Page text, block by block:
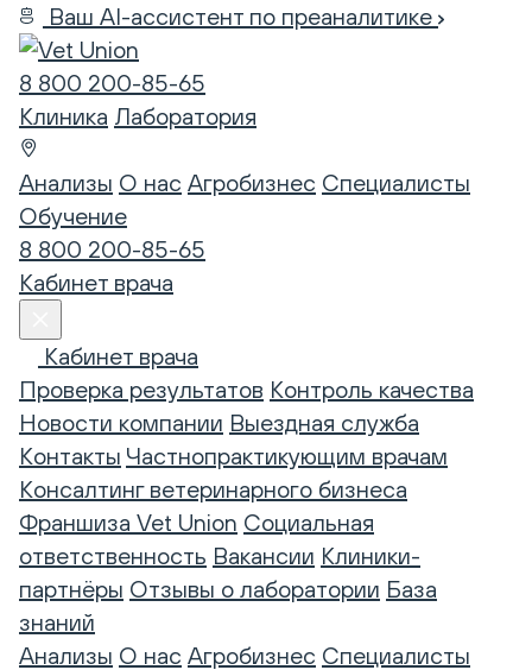
Ваш AI-ассистент по преаналитике
8 800 200-85-65
Клиника Лаборатория
Анализы О нас Агробизнес Специалисты
Обучение
8 800 200-85-65
Кабинет врача
Кабинет врача
Проверка результатов Контроль качества
Новости компании Выездная служба
Контакты Частнопрактикующим врачам
Консалтинг ветеринарного бизнеса
Франшиза Vet Union Социальная
ответственность Вакансии Клиники-
партнёры Отзывы о лаборатории База
знаний
Анализы О нас Агробизнес Специалисты